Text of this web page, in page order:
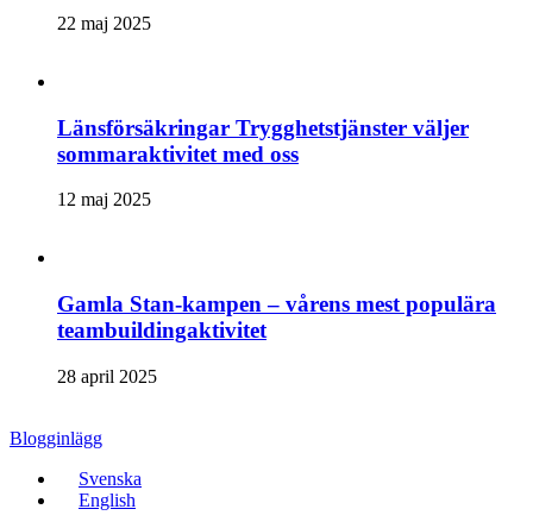
22 maj 2025
Länsförsäkringar Trygghetstjänster väljer
sommaraktivitet med oss
12 maj 2025
Gamla Stan-kampen – vårens mest populära
teambuildingaktivitet
28 april 2025
Blogginlägg
Svenska
English